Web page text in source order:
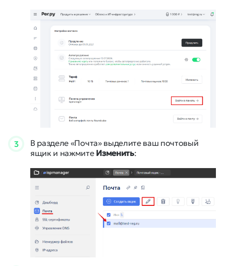
3
В разделе «Почта» выделите ваш почтовый
ящик и нажмите Изменить: